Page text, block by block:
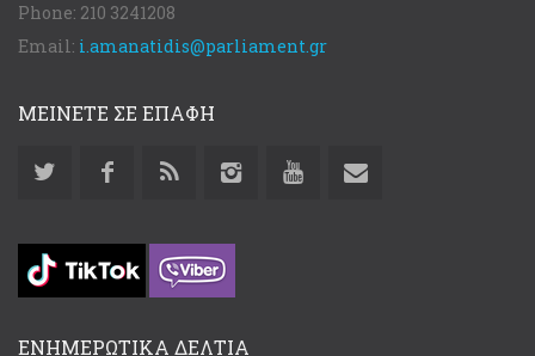
Phone: 210 3241208
Email: i.amanatidis@parliament.gr
ΜΕΙΝΕΤΕ ΣΕ ΕΠΑΦΗ
ΕΝΗΜΕΡΩΤΙΚΑ ΔΕΛΤΙΑ